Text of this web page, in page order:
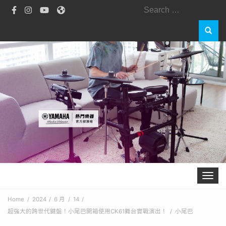
Search
Toggle
Home 2024 6 月
14
超強大的跨世代鍵盤！小尾巴開箱使用CK61舞台實戰演出！
小尾巴